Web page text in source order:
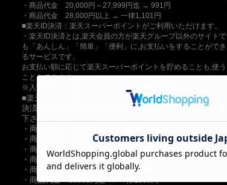
・商品代金 20,000円～27,999円迄 → 991円
・商品代金 28,000円以上 → 一律1,101円
■楽天ID決済：楽天スーパーポイントがご利用いただけます。
・楽天ID決済とは,楽天会員の方が楽天グループ以外のサイトで
も「あんしん」「簡単」「便利」に,お支払いをすることができ
るサービスです。
お支払い額に応じて楽天スーパーポイントを貯めることも,使う
こともできます。
※入金確認が取れましたらメールにて連絡を致します。
■楽天バンク決済
決済時所定の決済手数料が必要となりますので予めご了承
下さい。
・商品代金 5000円迄 → 一律245円
・商品代金 10000円迄 → 一律435円
・商品代金 15000円迄 → 一律645円
・商品代金 20000円迄 → 一律865円
・商品代金 25000円迄 → 一律1085円
・商品代金 30000円迄 → 一律1305円